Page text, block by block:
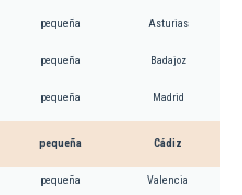
pequeña Asturias
pequeña Badajoz
pequeña Madrid
pequeña Cádiz
pequeña Valencia